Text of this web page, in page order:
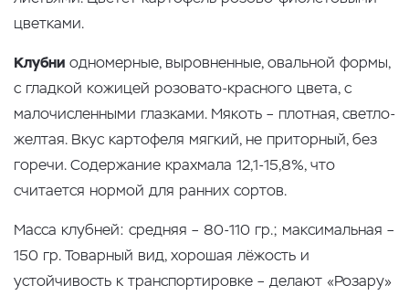
цветками.
Клубни одномерные, выровненные, овальной формы,
с гладкой кожицей розовато-красного цвета, с
малочисленными глазками. Мякоть – плотная, светло-
желтая. Вкус картофеля мягкий, не приторный, без
горечи. Содержание крахмала 12,1-15,8%, что
считается нормой для ранних сортов.
Масса клубней: средняя – 80-110 гр.; максимальная –
150 гр. Товарный вид, хорошая лёжость и
устойчивость к транспортировке – делают «Розару»